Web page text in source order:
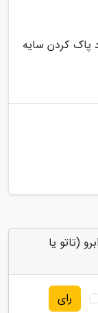
پاک کردن سایه
(تاتو یا
رای